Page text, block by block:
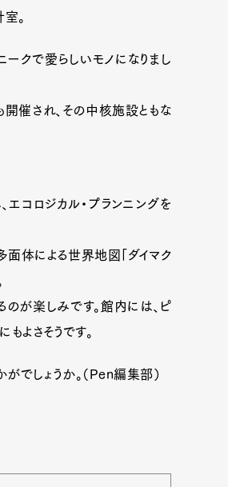
。
ークで愛らしいモノになりまし
催され、その中核施設ともな
コロジカル・プランニングを
面体による世界地図「ダイマク
のが楽しみです。館内には、ピ
よさそうです。
でしょうか。（Pen編集部）